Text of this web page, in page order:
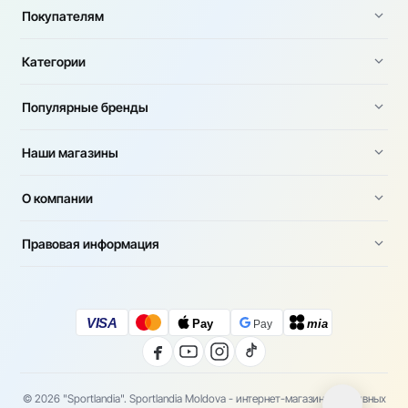
Покупателям
Категории
Популярные бренды
Наши магазины
О компании
Правовая информация
VISA Pay Pay mia
© 2026 "Sportlandia". Sportlandia Moldova - интернет-магазин спортивных